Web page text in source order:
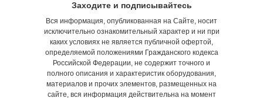
Вся информация, опубликованная на Сайте, носит
исключительно ознакомительный характер и ни при
каких условиях не является публичной офертой,
определяемой положениями Гражданского кодекса
Российской Федерации, не содержит точного и
полного описания и характеристик оборудования,
материалов и прочих элементов, размещенных на
сайте, вся информация действительна на момент
Заходите и подписывайтесь